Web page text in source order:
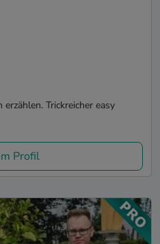
Trickreicher easy
Profil